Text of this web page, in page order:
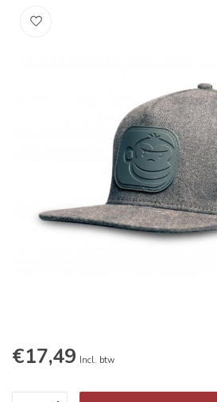
€17,49 Incl. btw